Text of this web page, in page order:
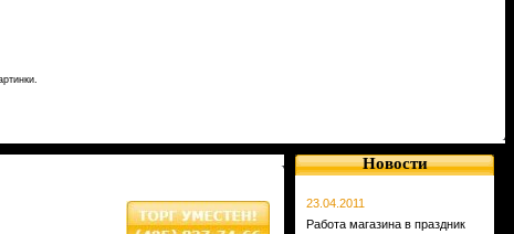
Новости
23.04.2011
Работа магазина в праздник